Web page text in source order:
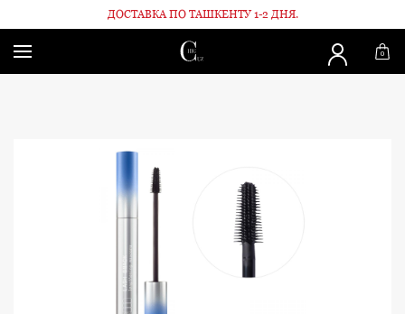
ДОСТАВКА ПО ТАШКЕНТУ 1-2 ДНЯ.
0
Тушь Lash Snack